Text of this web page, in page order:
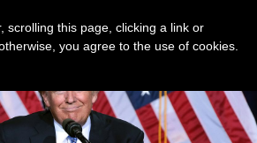
scrolling this page, clicking a link or
you agree to the use of cookies.